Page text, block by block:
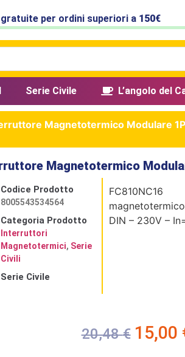
per ordini superiori a 150€
Serie Civile L’angolo del
Magnetotermico Modulare
Magnetotermico
Codice Prodotto
8005543534564
Categoria Prodotto
Interruttori
Magnetotermici, Serie
Civili
Serie Civile
DIN – 230V –
20,48€ 15,00